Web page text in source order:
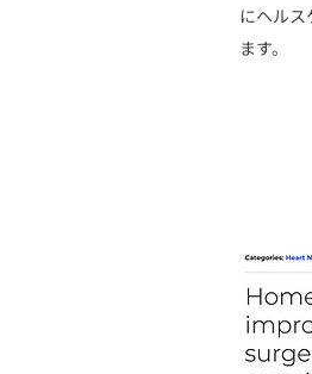
にヘル
ます。